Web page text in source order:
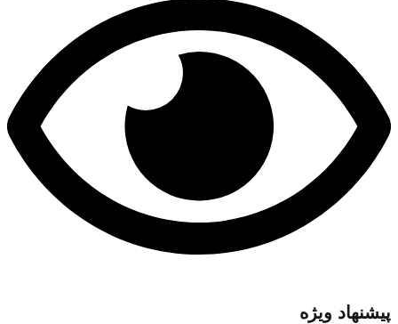
پیشنهاد ویژه